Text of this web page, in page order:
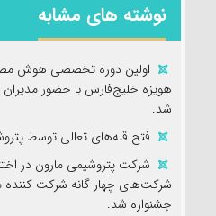
نوشته های مشابه
اولین دوره تخصصی هوش
هویزه خلیج‌فارس با حضور مدیران
شد.
فتح‌ قله‌های تعالی توسط
شرکت پتروشیمی مارون در
شرکت‌های چهار گانه شرکت
جشنواره شد.